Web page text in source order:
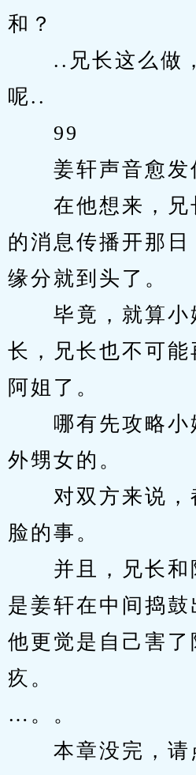
和？
..兄长这么做，
呢..
99
姜轩声音愈发
在他想来，兄
的消息传播开那日
缘分就到头了。
毕竟，就算小
长，兄长也不可能
阿姐了。
哪有先攻略小
外甥女的。
对双方来说，
脸的事。
并且，兄长和
是姜轩在中间捣鼓
他更觉是自己害
疚。
…。。
本章没完，请